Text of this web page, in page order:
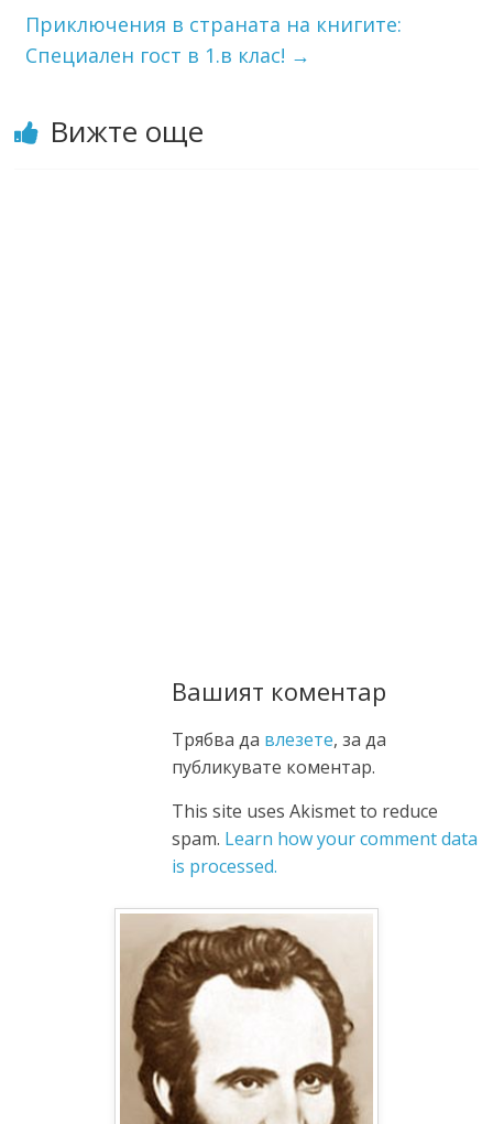
Приключения в страната на книгите:
Специален гост в 1.в клас! →
Вижте още
Вашият коментар
Трябва да влезете, за да
публикувате коментар.
This site uses Akismet to reduce
spam. Learn how your comment data
is processed.